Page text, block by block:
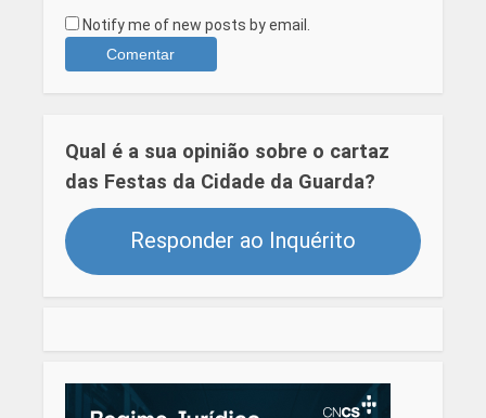
Notify me of new posts by email.
Qual é a sua opinião sobre o cartaz
das Festas da Cidade da Guarda?
Responder ao Inquérito